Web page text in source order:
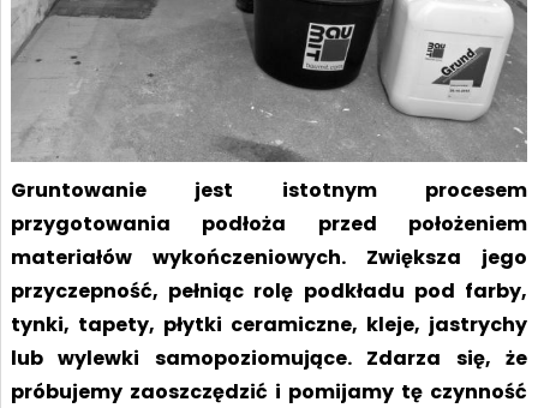
Gruntowanie jest istotnym procesem
przygotowania podłoża przed położeniem
materiałów wykończeniowych. Zwiększa jego
przyczepność, pełniąc rolę podkładu pod farby,
tynki, tapety, płytki ceramiczne, kleje, jastrychy
lub wylewki samopoziomujące. Zdarza się, że
próbujemy zaoszczędzić i pomijamy tę czynność